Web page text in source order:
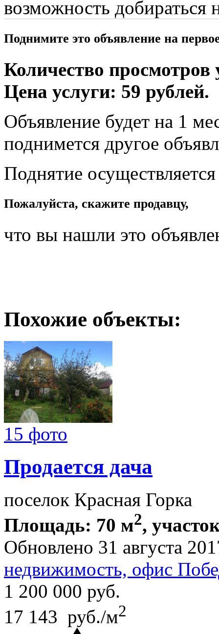
возможность добираться
Поднимите это объявление на
Количество просмотров
Цена услуги: 59 рублей.
Объявление будет на 1
поднимется другое
Поднятие
Пожалуйста, скажите продавцу,
что вы нашли это
Похожие объекты:
15 фото
Продается дача
поселок Красная Горка
Площадь: 70 м2,
Обновлено 31 августа
недвижимость, офис
1 200 000 руб.
17 143 руб./м2